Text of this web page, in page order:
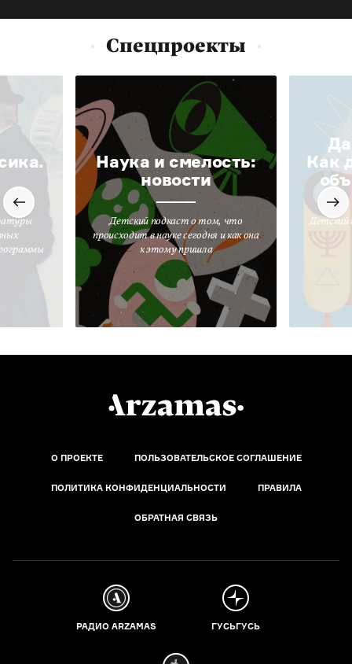
Спецпроекты
Наука и смелость:
новости
Детский подкаст о том, что
происходит в науке сегодня и как она
к этому пришла
Да
Как
Детский
О ПРОЕКТЕ ПОЛЬЗОВАТЕЛЬСКОЕ СОГЛАШЕНИЕ
ПОЛИТИКА КОНФИДЕНЦИАЛЬНОСТИ ПРАВИЛА
ОБРАТНАЯ СВЯЗЬ
РАДИО ARZAMAS ГУСЬГУСЬ